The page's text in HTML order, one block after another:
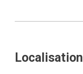
Localisation